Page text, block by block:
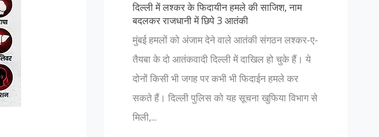
में लश्कर के फिदायीन हमले की साजिश, नाम
राजधानी में छिपे 3 आतंकी
हमलों को अंजाम देने वाले आतंकी संगठन लश्कर-ए-
के दो आतंकवादी दिल्ली में दाखिल हो चुके हैं। ये
किसी भी जगह पर कभी भी फिदाईन हमले कर
हैं। दिल्ली पुलिस को यह सूचना खुफिया विभाग से
उत्तराखंड की ११ सबसे खूबसूरत जगहें- पढ़ें
अगर आप प्रकृति प्रेमी हैं और धार्मिक आस्था भी रखते
हैं, तो आपको भी एक बार उत्तराखंड की यात्रा करनी
चाहिए। यहाँ आपको प्रकृति की अनंत सुंदरता में देवत्व
नजर आएगा। जहां कहीं भी आपका विश्वास हो , चाहे
भगवान में हो...